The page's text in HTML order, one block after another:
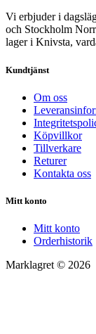
Vi erbjuder i
och Stockholm
lager i Knivsta,
Kundtjänst
Om oss
Köpvillkor
Tillverkare
Returer
Kontakta oss
Mitt konto
Mitt konto
Orderhistorik
Marklagret © 2026